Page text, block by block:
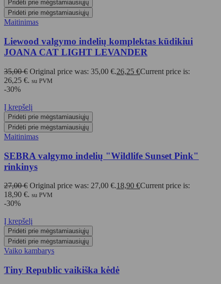
Pridėti prie mėgstamiausiųjų
Pridėti prie mėgstamiausiųjų
Maitinimas
Liewood valgymo indelių komplektas kūdikiui
JOANA CAT LIGHT LEVANDER
35,00€ Original price was: 35,00 €.26,25 €Current price is:
26,25 €. su PVM
-30%
Į krepšelį
Pridėti prie mėgstamiausiųjų
Pridėti prie mėgstamiausiųjų
Maitinimas
SEBRA valgymo indelių "Wildlife Sunset Pink"
rinkinys
27,00€ Original price was: 27,00 €.18,90 €Current price is:
18,90 €. su PVM
-30%
Į krepšelį
Pridėti prie mėgstamiausiųjų
Pridėti prie mėgstamiausiųjų
Vaiko kambarys
Tiny Republic vaikiška kėdė